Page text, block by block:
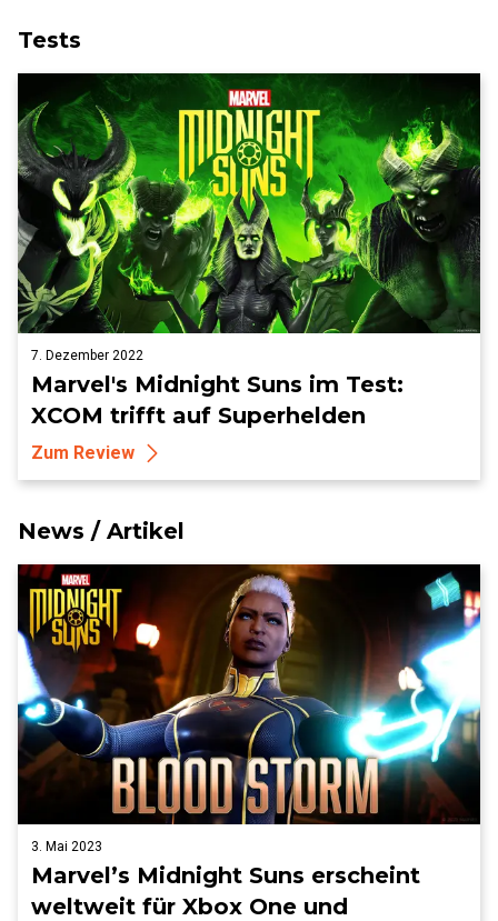
Tests
7. Dezember 2022
Marvel's Midnight Suns im Test:
XCOM trifft auf Superhelden
Zum Review
News / Artikel
3. Mai 2023
Marvel’s Midnight Suns erscheint
weltweit für Xbox One und